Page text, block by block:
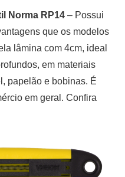
Norma RP14– Possui
que os modelos
lâmina com 4cm, ideal
em materiais
papelão e bobinas. É
em geral. Confira